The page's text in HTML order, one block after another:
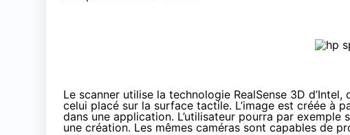
Le scanner utilise la technologie RealSense 3D
celui placé sur la surface tactile. L’image est créée à
dans une application. L’utilisateur pourra par
une création. Les mêmes caméras sont capables de